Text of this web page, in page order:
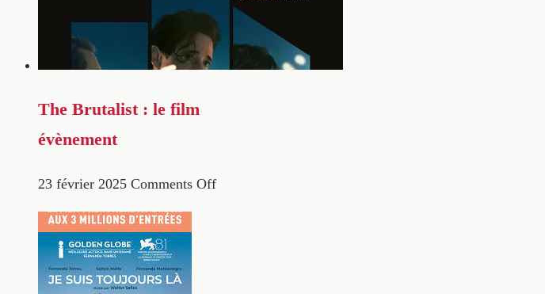
The Brutalist : le film
évènement
23 février 2025 Comments Off